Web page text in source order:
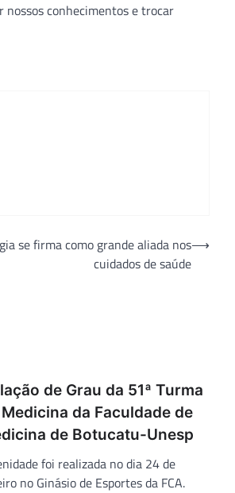
conhecimentos e trocar
se firma como grande aliada nos
cuidados de saúde
⟶
de Grau da 51ª Turma
da Faculdade de
de Botucatu-Unesp
foi realizada no dia 24 de
no Ginásio de Esportes da FCA.